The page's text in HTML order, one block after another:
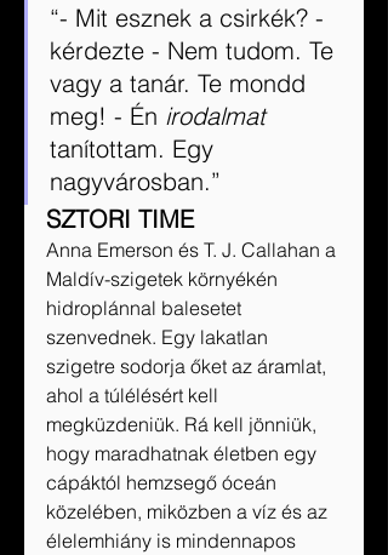
“- Mit esznek a csirkék? -
kérdezte - Nem tudom. Te
vagy a tanár. Te mondd
meg! - Én irodalmat
tanítottam. Egy
nagyvárosban.”
SZTORI TIME
Anna Emerson és T. J. Callahan a
Maldív-szigetek környékén
hidroplánnal balesetet
szenvednek. Egy lakatlan
szigetre sodorja őket az áramlat,
ahol a túlélésért kell
megküzdeniük. Rá kell jönniük,
hogy maradhatnak életben egy
cápáktól hemzsegő óceán
közelében, miközben a víz és az
élelemhiány is mindennapos